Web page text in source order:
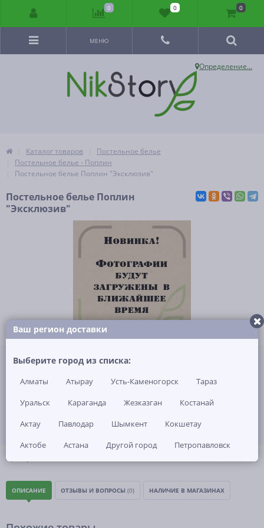
Определение...
МЕНЮ
Каталог товаров
Постельное белье
Постельное белье - Поплин
Постельное белье Поплин "Эксклюзив"
Постельное белье Поплин
"Эксклюзив"
Артикул: - (0)
Нет в наличии
ОПИСАНИЕ ОТЗЫВЫ И ВОПРОСЫ (0) НАЛИЧИЕ В МАГАЗИНАХ
Ваш регион доставки
Выберите город из списка:
Алматы Атырау Усть-Каменогорск
Тараз
Уральск
Караганда Жезказган
Костанай
Актау
Павлодар Шымкент
Кокшетау
Актобе
Астана Другой город Петропавловск
0 0 0